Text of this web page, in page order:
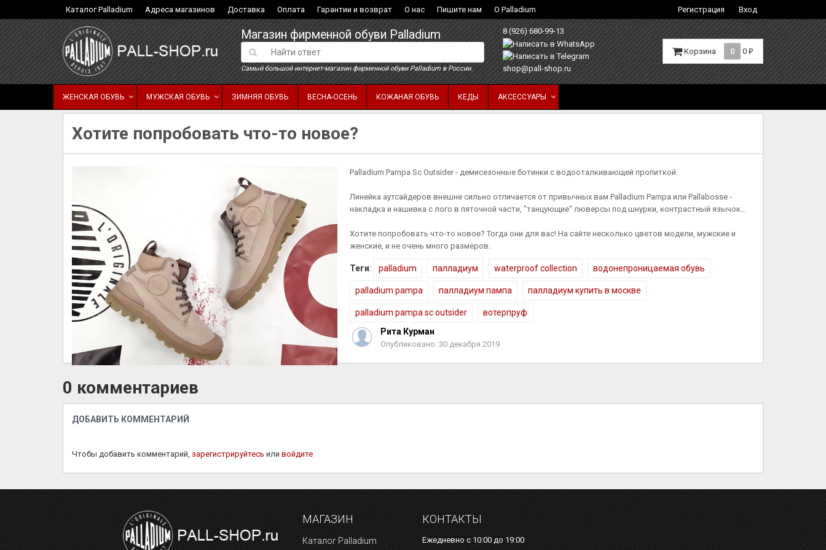
Каталог Palladium Адреса магазинов Доставка Оплата Гарантии и возврат О нас Пишите нам О Palladium Регистрация Вход
Магазин фирменной обуви Palladium
Самый большой интернет-магазин фирменной обуви Palladium в России.
8 (926) 680-99-13
shop@pall-shop.ru
Корзина 0 0 ₽
ЖЕНСКАЯ ОБУВЬ МУЖСКАЯ ОБУВЬ ЗИМНЯЯ ОБУВЬ ВЕСНА-ОСЕНЬ КОЖАНАЯ ОБУВЬ КЕДЫ АКСЕССУАРЫ
Хотите попробовать что-то новое?
Palladium Pampa Sc Outsider - демисезонные ботинки с водооталкивающей пропиткой.
Линейка аутсайдеров внешне сильно отличается от привычных вам Palladium Pampa или Pallabosse -
накладка и нашивка с лого в пяточной части, "танцующие" люверсы под шнурки, контрастный язычок...
Хотите попробовать что-то новое? Тогда они для вас! На сайте несколько цветов модели, мужские и
женские, и не очень много размеров.
Теги: palladium палладиум waterproof collection водонепроницаемая обувь
palladium pampa палладиум пампа палладиум купить в москве
palladium pampa sc outsider
вотерпруф
Рита Курман
Опубликовано: 30 декабря 2019
0 комментариев
ДОБАВИТЬ КОММЕНТАРИЙ
Чтобы добавить комментарий, зарегистрируйтесь или войдите
МАГАЗИН
Каталог Palladium
КОНТАКТЫ
Ежедневно с 10:00 до 19:00